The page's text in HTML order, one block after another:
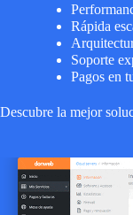
Rápida
Soporte
Pagos en
Descubre la mejor